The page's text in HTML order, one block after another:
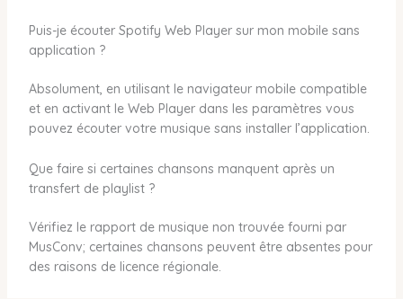
Puis-je écouter Spotify Web Player sur mon mobile sans
application ?
Absolument, en utilisant le navigateur mobile compatible
et en activant le Web Player dans les paramètres vous
pouvez écouter votre musique sans installer l’application.
Que faire si certaines chansons manquent après un
transfert de playlist ?
Vérifiez le rapport de musique non trouvée fourni par
MusConv; certaines chansons peuvent être absentes pour
des raisons de licence régionale.